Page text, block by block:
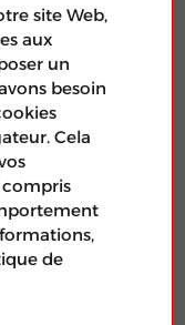
le logo de
site Web,
aux
un
besoin
Cela
compris
de